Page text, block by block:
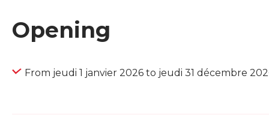
Opening
From jeudi 1 janvier 2026 to jeudi 31 décembre